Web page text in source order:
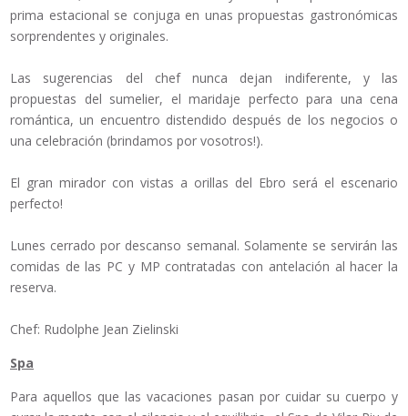
prima estacional se conjuga en unas propuestas gastronómicas
sorprendentes y originales.
Las sugerencias del chef nunca dejan indiferente, y las
propuestas del sumelier, el maridaje perfecto para una cena
romántica, un encuentro distendido después de los negocios o
una celebración (brindamos por vosotros!).
El gran mirador con vistas a orillas del Ebro será el escenario
perfecto!
Lunes cerrado por descanso semanal. Solamente se servirán las
comidas de las PC y MP contratadas con antelación al hacer la
reserva.
Chef: Rudolphe Jean Zielinski
Spa
Para aquellos que las vacaciones pasan por cuidar su cuerpo y